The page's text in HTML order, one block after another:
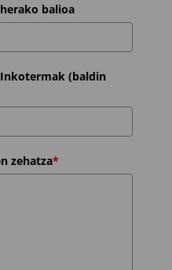
balioa
(baldin
zehatza*